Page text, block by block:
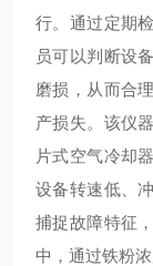
行。通过定期
员可以判断设
磨损，从而合
产损失。该仪
片式空气冷却
设备转速低、
捕捉故障特征
中，通过铁粉